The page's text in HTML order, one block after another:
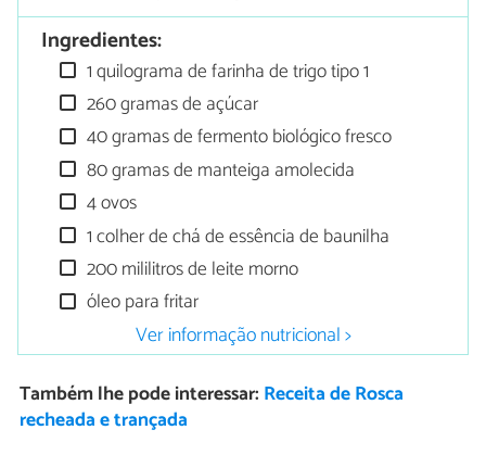
Ingredientes:
1 quilograma de farinha de trigo tipo 1
260 gramas de açúcar
40 gramas de fermento biológico fresco
80 gramas de manteiga amolecida
4 ovos
1 colher de chá de essência de baunilha
200 mililitros de leite morno
óleo para fritar
Ver informação nutricional >
Também lhe pode interessar: Receita de Rosca
recheada e trançada